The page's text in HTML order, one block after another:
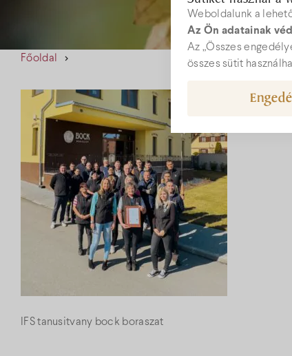
Weboldalunk a
Az Ön adatainak
Az „Összes
összes sütit
Főoldal
IFS tanusitvany bock boraszat